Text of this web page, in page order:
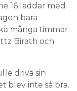
16 laddar med
bara
många timmar
Birath och
driva sin
blev inte så bra.